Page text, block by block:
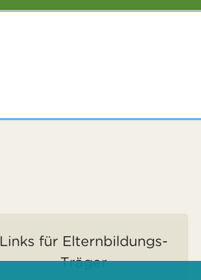
Links für Elternbildungs-
Träger